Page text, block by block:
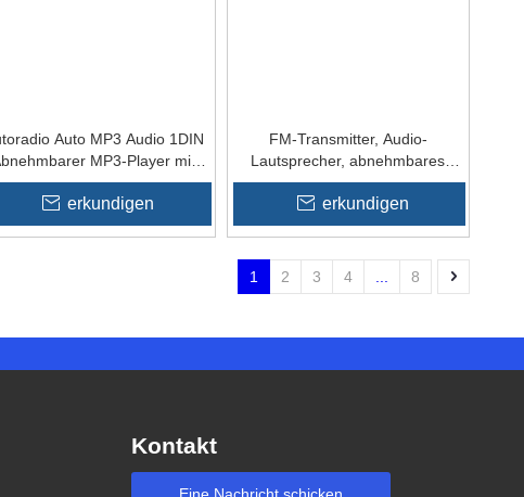
Auto MP3 Audio 1DIN
MP3-Player mit
7388
erkundigen
FM-Transmitter, Audio-
Lautsprecher, abnehmbares
Audio-Panel, MP3-Player
erkundigen
1 2 3 4 8
Kontakt